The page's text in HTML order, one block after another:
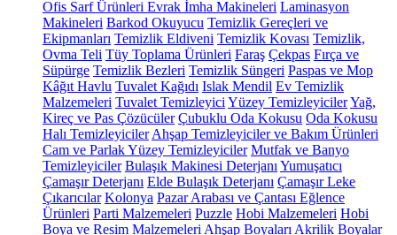
Ofis Sarf Ürünleri Evrak İmha Makineleri Laminasyon
Makineleri Barkod Okuyucu Temizlik Gereçleri ve
Ekipmanları Temizlik Eldiveni Temizlik Kovası Temizlik,
Ovma Teli Tüy Toplama Ürünleri Faraş Çekpas Fırça ve
Süpürge Temizlik Bezleri Temizlik Süngeri Paspas ve Mop
Kâğıt Havlu Tuvalet Kağıdı Islak Mendil Ev Temizlik
Malzemeleri Tuvalet Temizleyici Yüzey TemizleyicilerYağ,
Kireç ve Pas Çözücüler Çubuklu Oda Kokusu Oda Kokusu
Halı Temizleyiciler Ahşap Temizleyiciler ve Bakım Ürünleri
Cam ve Parlak Yüzey Temizleyiciler Mutfak ve Banyo
Temizleyiciler Bulaşık Makinesi Deterjanı Yumuşatıcı
Çamaşır Deterjanı Elde Bulaşık Deterjanı Çamaşır Leke
Çıkarıcılar Kolonya Pazar Arabası ve Çantası Eğlence
Ürünleri Parti Malzemeleri Puzzle Hobi Malzemeleri Hobi
Boya ve Resim Malzemeleri Ahşap Boyaları Akrilik Boyalar